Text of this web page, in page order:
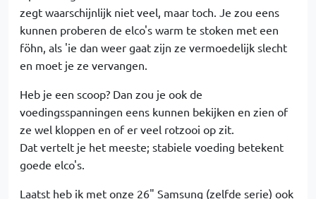
zegt waarschijnlijk niet veel, maar toch. Je zou eens
kunnen proberen de elco's warm te stoken met een
föhn, als 'ie dan weer gaat zijn ze vermoedelijk slecht
en moet je ze vervangen.
Heb je een scoop? Dan zou je ook de
voedingsspanningen eens kunnen bekijken en zien of
ze wel kloppen en of er veel rotzooi op zit.
Dat vertelt je het meeste; stabiele voeding betekent
goede elco's.
Laatst heb ik met onze 26" Samsung (zelfde serie) ook